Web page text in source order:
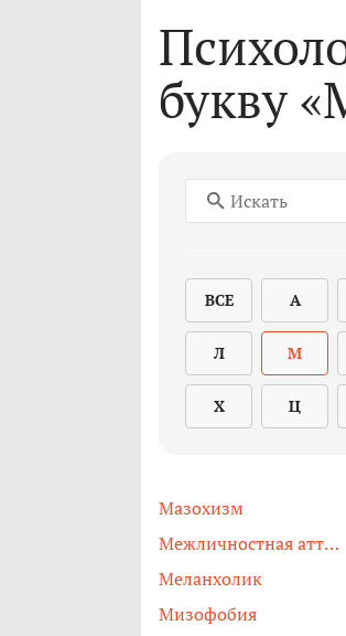
букву
ВСЕ А
Л М
Х Ц
Мазохизм
Межличностная аттракция
Меланхолик
Мизофобия